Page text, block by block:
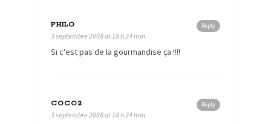
Reply
PHILO
3 septembre 2008 at 18 h 24 min
Si c'est pas de la gourmandise ça !!!!
Reply
COCO2
3 septembre 2008 at 18 h 24 min